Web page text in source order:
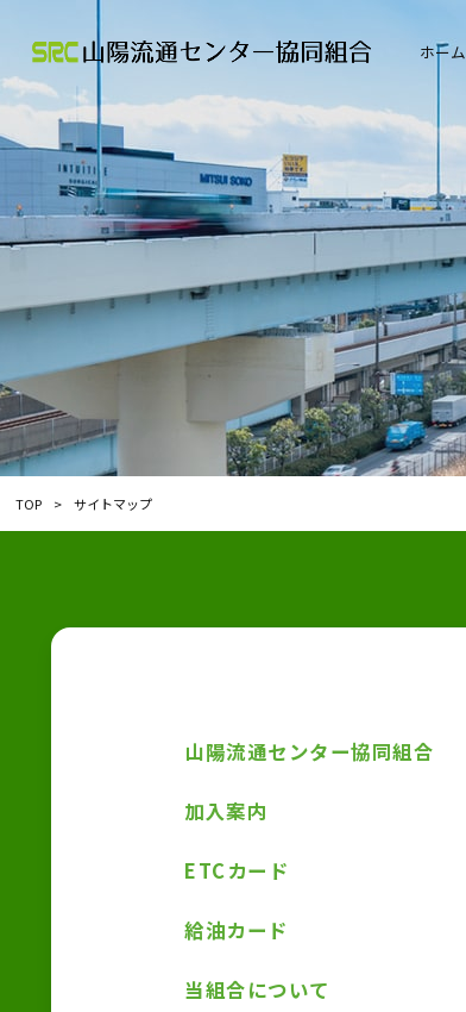
ホーム
TOP > サイトマップ
山陽流通センター協同組合
加入案内
ETCカード
給油カード
当組合について